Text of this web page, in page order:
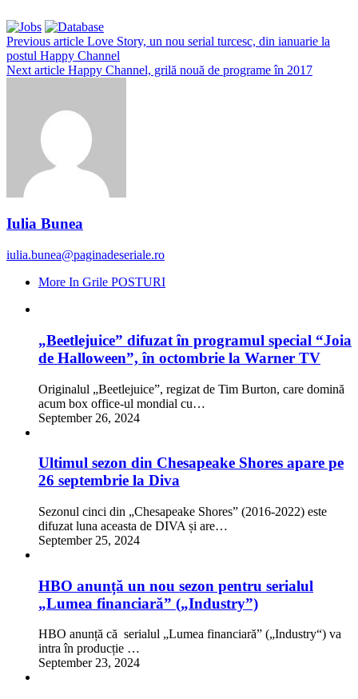
Previous article Love Story, un nou serial turcesc, din ianuarie la
postul Happy Channel
Next article Happy Channel, grilă nouă de programe în 2017
Iulia Bunea
iulia.bunea@paginadeseriale.ro
More In Grile POSTURI
„Beetlejuice” difuzat în programul special “Joia
de Halloween”, în octombrie la Warner TV
Originalul „Beetlejuice”, regizat de Tim Burton, care domină
acum box office-ul mondial cu…
September 26, 2024
Ultimul sezon din Chesapeake Shores apare pe
26 septembrie la Diva
Sezonul cinci din „Chesapeake Shores” (2016-2022) este
difuzat luna aceasta de DIVA și are…
September 25, 2024
HBO anunță un nou sezon pentru serialul
„Lumea financiară” („Industry”)
HBO anunță că serialul „Lumea financiară” („Industry“) va
intra în producție …
September 23, 2024